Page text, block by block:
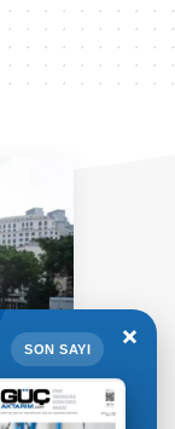
×
SON SAYI